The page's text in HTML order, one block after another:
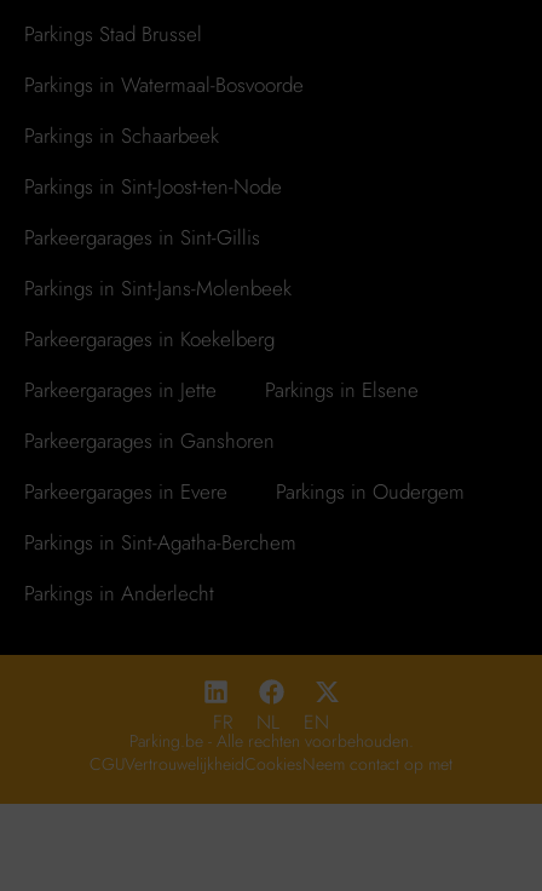
Parkings Stad Brussel
Parkings in Watermaal-Bosvoorde
Parkings in Schaarbeek
Parkings in Sint-Joost-ten-Node
Parkeergarages in Sint-Gillis
Parkings in Sint-Jans-Molenbeek
Parkeergarages in Koekelberg
Parkeergarages in Jette
Parkings in Elsene
Parkeergarages in Ganshoren
Parkeergarages in Evere
Parkings in Oudergem
Parkings in Sint-Agatha-Berchem
Parkings in Anderlecht
FR NL EN
Parking.be - Alle rechten voorbehouden.
CGUVertrouwelijkheidCookiesNeem contact op met